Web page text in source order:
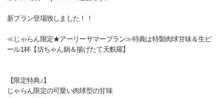
新プラン登場致しました！！
≪じゃらん限定★アーリーサマープラン≫特典は特製肉球甘味＆生ビ
ール1杯【坊ちゃん鍋＆揚げたて天麩羅】
【限定特典♪】
じゃらん限定の可愛い肉球型の甘味